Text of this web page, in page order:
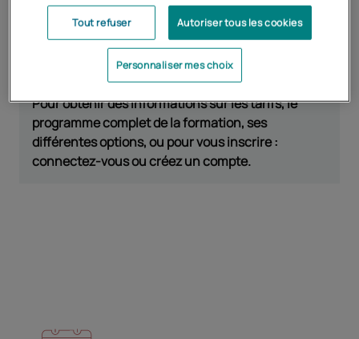
Pour obtenir des informations sur les tarifs, le
programme complet de la formation, ses
différentes options, ou pour vous inscrire :
connectez-vous ou créez un compte.
Tout refuser Autoriser tous les cookies
Personnaliser mes choix